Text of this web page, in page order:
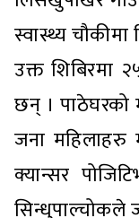
स्वास्थ्य चौकीमा
उक्त शिबिरमा
छन् । पाठेघरको
जना महिलाहरु
क्यान्सर
सिन्धुपाल्चोकले